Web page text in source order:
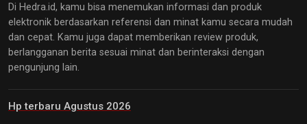
Di Hedra.id, kamu bisa menemukan informasi dan produk
elektronik berdasarkan referensi dan minat kamu secara mudah
dan cepat. Kamu juga dapat memberikan review produk,
berlangganan berita sesuai minat dan berinteraksi dengan
pengunjung lain.
Hp terbaru Agustus 2026